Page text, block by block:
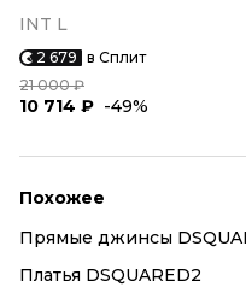
INT L
2 679 в Сплит
21 000 ₽
10 714 ₽ -49%
Похожее
Прямые джинсы
Платья DSQUARED2